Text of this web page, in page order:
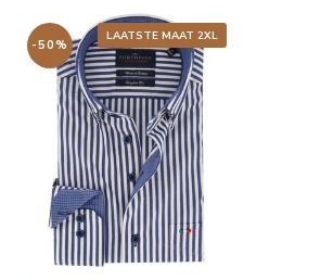
LAATSTE MAAT 2XL
-50%